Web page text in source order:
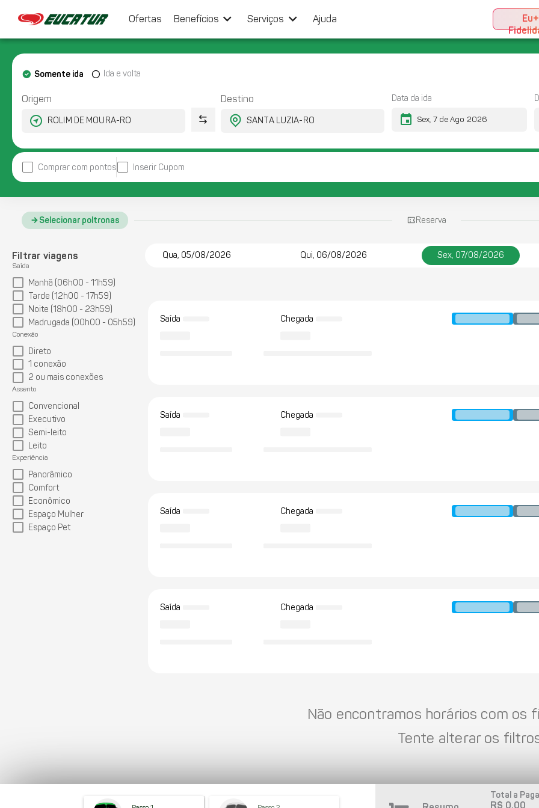
Ofertas Benefícios keyboard_arrow_down Serviços keyboard_arrow_down Ajuda
Eu+
Origem Destino
Somente ida Ida e volta
Data da ida
event
Comprar com pontos Inserir Cupom
Selecionar poltronas Reserva
Filtrar viagens
Saída
Manhã (06h00 - 11h59)
Tarde (12h00 - 17h59)
Noite (18h00 - 23h59)
Madrugada (00h00 - 05h59)
Conexão
Direto
1 conexão
2 ou mais conexões
Assento
Convencional
Executivo
Semi-leito
Leito
Experiência
Panorâmico
Comfort
Econômico
Espaço Mulher
Espaço Pet
Qua, 05/08/2026 Qui, 06/08/2026 Sex, 07/08/2026
Saída Chegada
Saída Chegada
Saída Chegada
Saída Chegada
Não encontramos horários com os
Tente alterar os
Total a
R$ 0,00